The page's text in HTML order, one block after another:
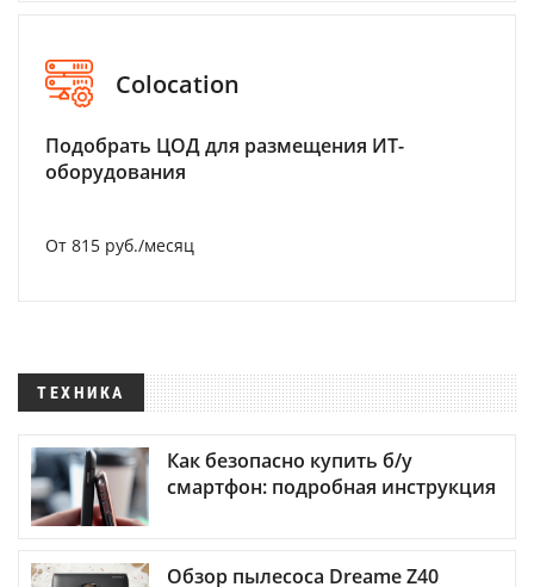
Colocation
Подобрать ЦОД для размещения ИТ-
оборудования
От 815 руб./месяц
ТЕХНИКА
Как безопасно купить б/у
смартфон: подробная инструкция
Обзор пылесоса Dreame Z40